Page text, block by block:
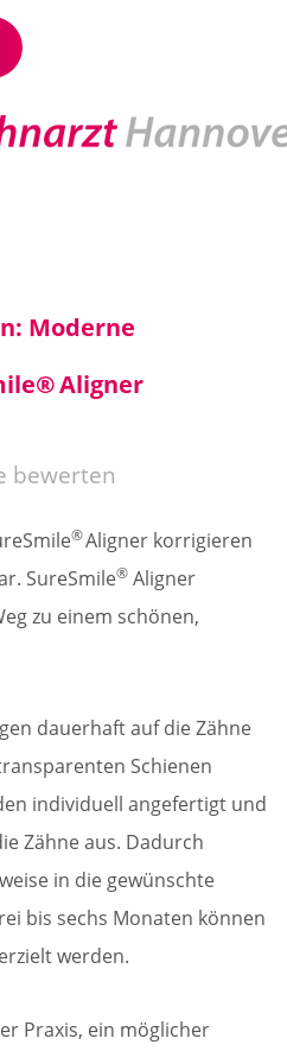
Moderne
Aligner
bewerten
®Aligner korrigieren
SureSmile® Aligner
zu einem schönen,
dauerhaft auf die Zähne
Schienen
individuell angefertigt und
Zähne aus. Dadurch
in die gewünschte
bis sechs Monaten können
werden.
Praxis, ein möglicher